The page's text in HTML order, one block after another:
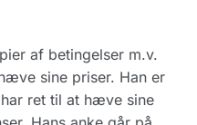
af betingelser m.v.
sine priser. Han er
ret til at hæve sine